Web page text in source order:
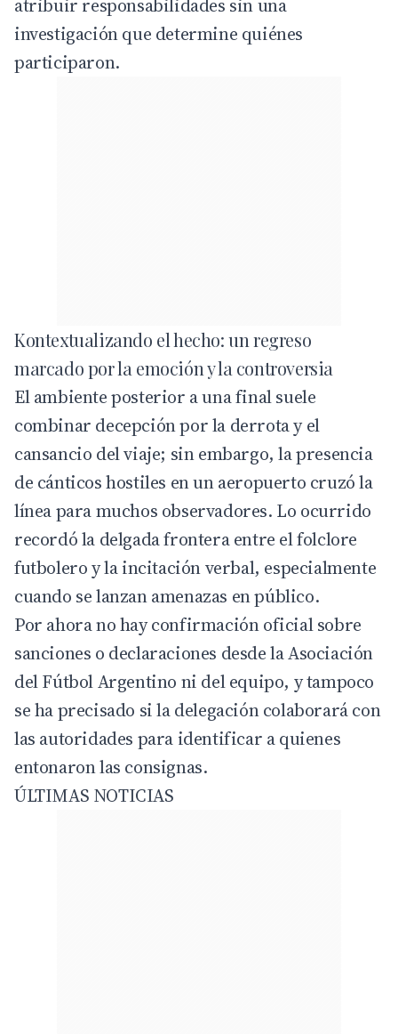
atribuir responsabilidades sin una
investigación que determine quiénes
participaron.
Kontextualizando el hecho: un regreso
marcado por la emoción y la controversia
El ambiente posterior a una final suele
combinar decepción por la derrota y el
cansancio del viaje; sin embargo, la presencia
de cánticos hostiles en un aeropuerto cruzó la
línea para muchos observadores. Lo ocurrido
recordó la delgada frontera entre el folclore
futbolero y la incitación verbal, especialmente
cuando se lanzan amenazas en público.
Por ahora no hay confirmación oficial sobre
sanciones o declaraciones desde la Asociación
del Fútbol Argentino ni del equipo, y tampoco
se ha precisado si la delegación colaborará con
las autoridades para identificar a quienes
entonaron las consignas.
ÚLTIMAS NOTICIAS